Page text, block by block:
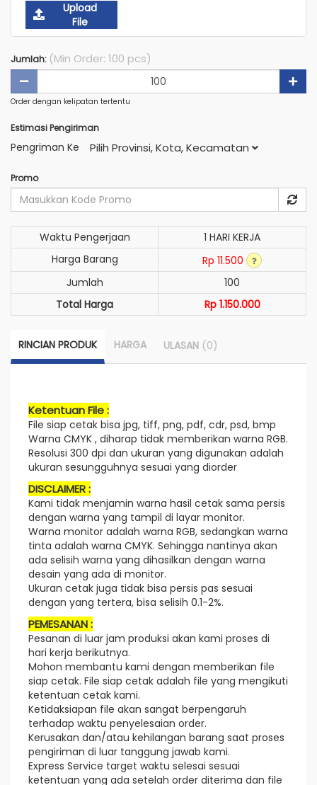
Upload
File
Jumlah: (Min Order: 100 pcs)
Order dengan kelipatan tertentu
Estimasi Pengiriman
Pengriman Ke Pilih Provinsi, Kota, Kecamatan
Promo
Waktu Pengerjaan
1 HARI KERJA
Harga Barang
Rp 11.500
Jumlah
100
Total Harga
Rp 1.150.000
RINCIAN PRODUK HARGA ULASAN (0)
Ketentuan File :
File siap cetak bisa jpg, tiff, png, pdf, cdr, psd, bmp
Warna CMYK , diharap tidak memberikan warna RGB.
Resolusi 300 dpi dan ukuran yang digunakan adalah
ukuran sesungguhnya sesuai yang diorder
DISCLAIMER :
Kami tidak menjamin warna hasil cetak sama persis
dengan warna yang tampil di layar monitor.
Warna monitor adalah warna RGB, sedangkan warna
tinta adalah warna CMYK. Sehingga nantinya akan
ada selisih warna yang dihasilkan dengan warna
desain yang ada di monitor.
Ukuran cetak juga tidak bisa persis pas sesuai
dengan yang tertera, bisa selisih 0.1-2%.
PEMESANAN :
Pesanan di luar jam produksi akan kami proses di
hari kerja berikutnya.
Mohon membantu kami dengan memberikan file
siap cetak. File siap cetak adalah file yang mengikuti
ketentuan cetak kami.
Ketidaksiapan file akan sangat berpengaruh
terhadap waktu penyelesaian order.
Kerusakan dan/atau kehilangan barang saat proses
pengiriman di luar tanggung jawab kami.
Express Service target waktu selesai sesuai
ketentuan yang ada setelah order diterima dan file